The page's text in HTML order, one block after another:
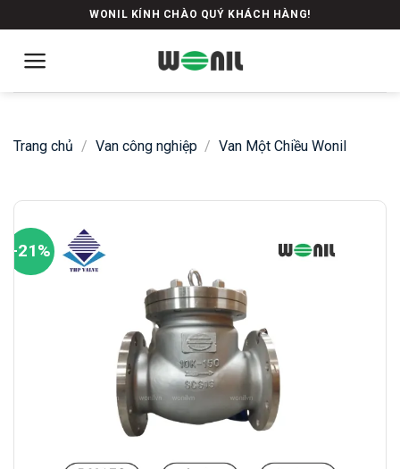
to
content
WONIL KÍNH CHÀO QUÝ KHÁCH HÀNG!
Trang chủ / Van công nghiệp / Van Một Chiều Wonil
-21%